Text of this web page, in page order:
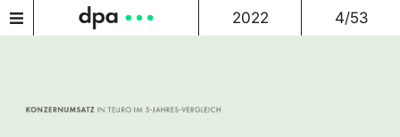
2022 4/53